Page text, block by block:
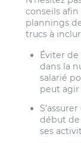
conseils afin
plannings
trucs à
Éviter
dans la
salarié
peut agir
début
ses